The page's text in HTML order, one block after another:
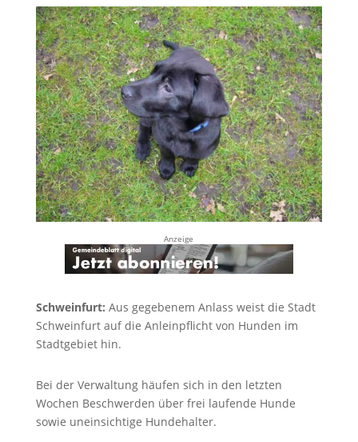
Anzeige
Schweinfurt: Aus gegebenem Anlass weist die Stadt
Schweinfurt auf die Anleinpflicht von Hunden im
Stadtgebiet hin.
Bei der Verwaltung häufen sich in den letzten
Wochen Beschwerden über frei laufende Hunde
sowie uneinsichtige Hundehalter.